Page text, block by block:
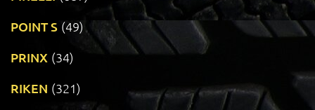
POINT S (49)
PRINX (34)
RIKEN (321)